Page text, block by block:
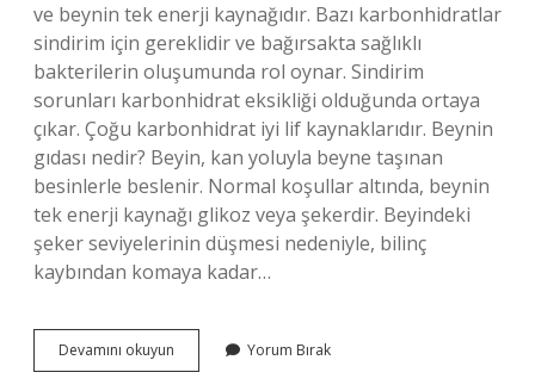
ve beynin tek enerji kaynağıdır. Bazı karbonhidratlar
sindirim için gereklidir ve bağırsakta sağlıklı
bakterilerin oluşumunda rol oynar. Sindirim
sorunları karbonhidrat eksikliği olduğunda ortaya
çıkar. Çoğu karbonhidrat iyi lif kaynaklarıdır. Beynin
gıdası nedir? Beyin, kan yoluyla beyne taşınan
besinlerle beslenir. Normal koşullar altında, beynin
tek enerji kaynağı glikoz veya şekerdir. Beyindeki
şeker seviyelerinin düşmesi nedeniyle, bilinç
kaybından komaya kadar…
Devamını okuyun
Besin
Yorum Bırak